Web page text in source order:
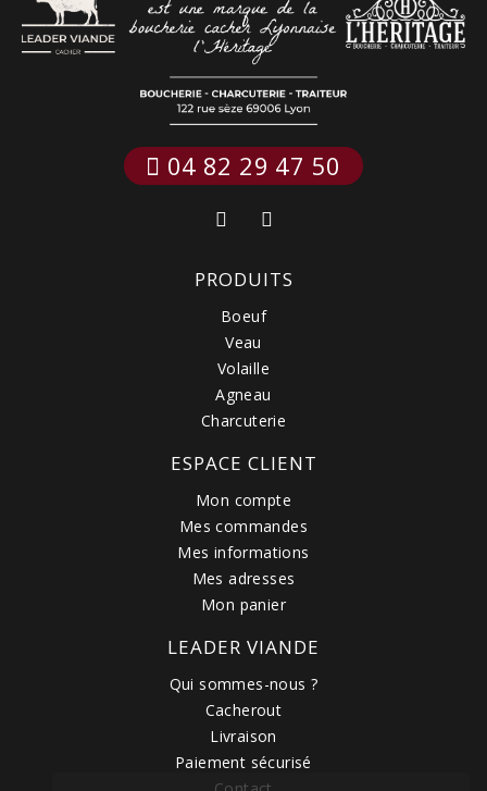
04 82 29 47 50
PRODUITS
Boeuf
Veau
Volaille
Agneau
Charcuterie
ESPACE CLIENT
Mon compte
Mes commandes
Mes informations
Mes adresses
Mon panier
LEADER VIANDE
Qui sommes-nous ?
Cacherout
Livraison
Paiement sécurisé